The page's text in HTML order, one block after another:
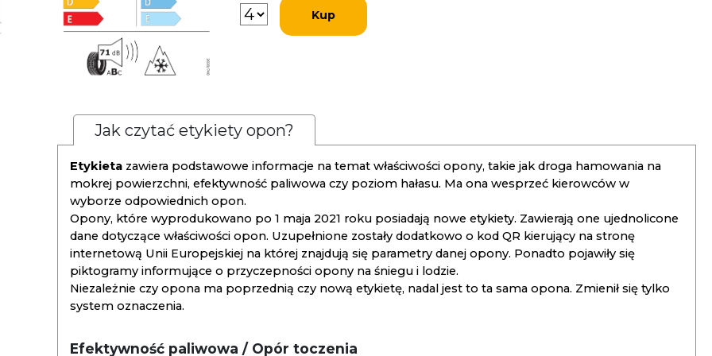
Kup
Jak czytać etykiety opon?
Etykieta zawiera podstawowe informacje na temat właściwości opony, takie jak droga hamowania na
mokrej powierzchni, efektywność paliwowa czy poziom hałasu. Ma ona wesprzeć kierowców w
wyborze odpowiednich opon.
Opony, które wyprodukowano po 1 maja 2021 roku posiadają nowe etykiety. Zawierają one ujednolicone
dane dotyczące właściwości opon. Uzupełnione zostały dodatkowo o kod QR kierujący na stronę
internetową Unii Europejskiej na której znajdują się parametry danej opony. Ponadto pojawiły się
piktogramy informujące o przyczepności opony na śniegu i lodzie.
Niezależnie czy opona ma poprzednią czy nową etykietę, nadal jest to ta sama opona. Zmienił się tylko
system oznaczenia.
Efektywność paliwowa / Opór toczenia